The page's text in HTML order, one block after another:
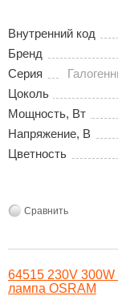
Внутренний код
Бренд
Серия
Цоколь
Мощность, Вт
Напряжение, В
Цветность
Сравнить
64515 230V
лампа OSRAM